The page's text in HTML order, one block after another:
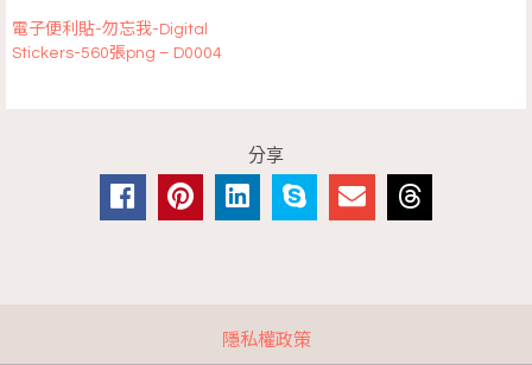
電子便利貼-勿忘我-Digital
Stickers-560張png – D0004
分享
隱私權政策